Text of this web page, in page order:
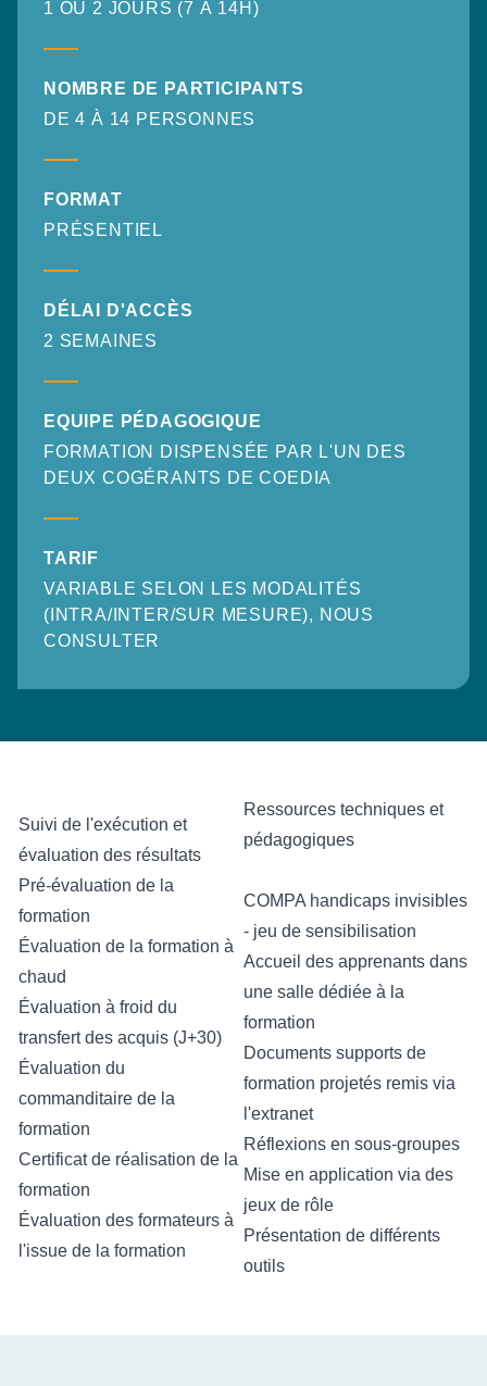
1 OU 2 JOURS (7 À 14H)
NOMBRE DE PARTICIPANTS
DE 4 À 14 PERSONNES
FORMAT
PRÉSENTIEL
DÉLAI D'ACCÈS
2 SEMAINES
EQUIPE PÉDAGOGIQUE
FORMATION DISPENSÉE PAR L'UN DES
DEUX COGÉRANTS DE COEDIA
TARIF
VARIABLE SELON LES MODALITÉS
(INTRA/INTER/SUR MESURE), NOUS
CONSULTER
Suivi de l'exécution et
évaluation des résultats
Pré-évaluation de la
formation
Évaluation de la formation à
chaud
Évaluation à froid du
transfert des acquis (J+30)
Évaluation du
commanditaire de la
formation
Certificat de réalisation de la
formation
Évaluation des formateurs à
l'issue de la formation
Ressources techniques et
pédagogiques
COMPA handicaps invisibles
- jeu de sensibilisation
Accueil des apprenants dans
une salle dédiée à la
formation
Documents supports de
formation projetés remis via
l'extranet
Réflexions en sous-groupes
Mise en application via des
jeux de rôle
Présentation de différents
outils